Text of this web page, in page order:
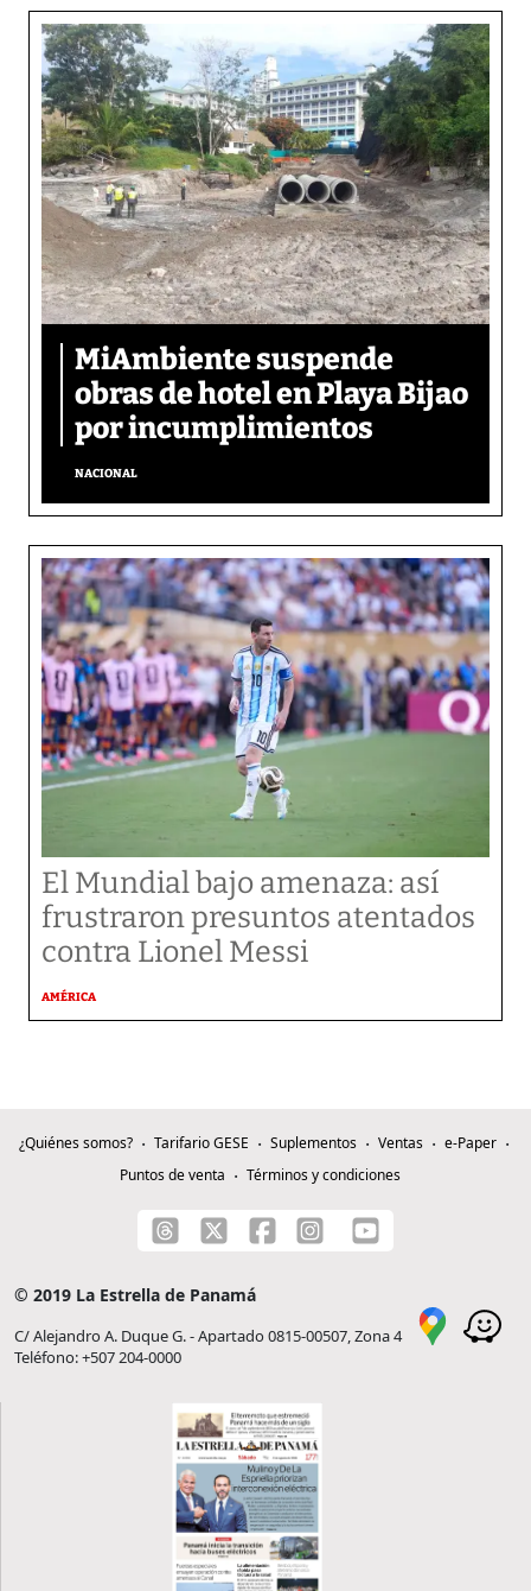
MiAmbiente suspende
obras de hotel en Playa Bijao
por incumplimientos
NACIONAL
El Mundial bajo amenaza: así
frustraron presuntos atentados
contra Lionel Messi
AMÉRICA
¿Quiénes somos? Tarifario GESE Suplementos Ventas
e-Paper
Puntos de venta
Términos y condiciones
© 2019 La Estrella de Panamá
C/ Alejandro A. Duque G. - Apartado 0815-00507, Zona 4
Teléfono: +507 204-0000